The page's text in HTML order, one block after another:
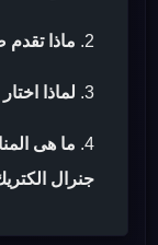
ماذا تقدم
لماذا
ما هى
جنرال